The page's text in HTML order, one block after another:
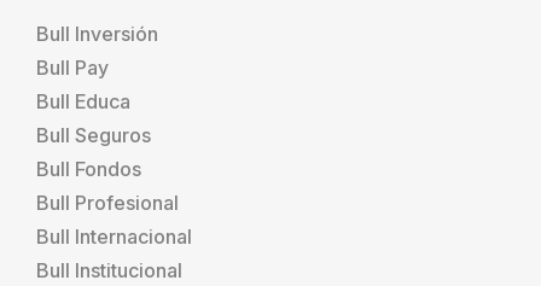
Bull Inversión
Bull Pay
Bull Educa
Bull Seguros
Bull Fondos
Bull Profesional
Bull Internacional
Bull Institucional